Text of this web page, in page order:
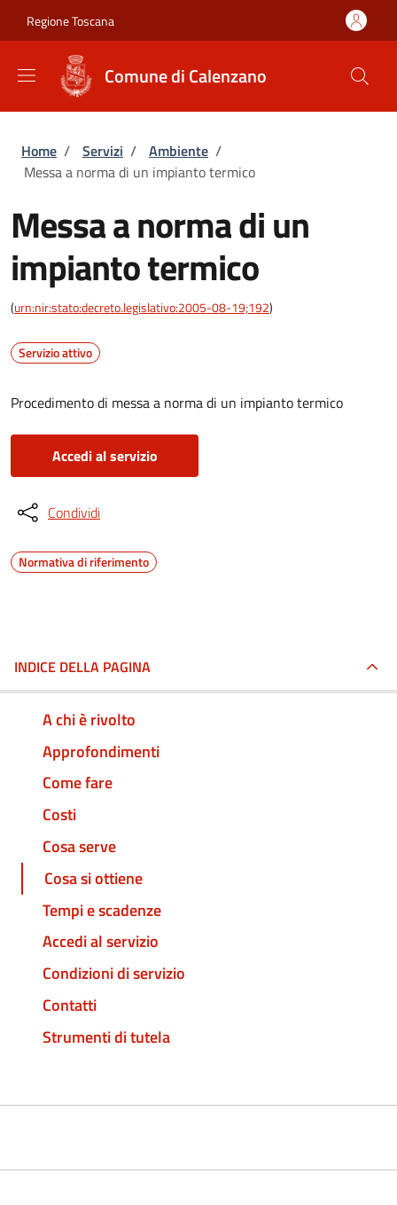
Regione Toscana
Comune di Calenzano
Briciole di pane
Home / Servizi / Ambiente /
Messa a norma di un impianto termico
Messa a norma di un
impianto termico
(urn:nir:stato:decreto.legislativo:2005-08-19;192)
Servizio attivo
Procedimento di messa a norma di un impianto termico
Accedi al servizio
Condividi
Normativa di riferimento
INDICE DELLA PAGINA
A chi è rivolto
Approfondimenti
Come fare
Costi
Cosa serve
Cosa si ottiene
Tempi e scadenze
Accedi al servizio
Condizioni di servizio
Contatti
Strumenti di tutela